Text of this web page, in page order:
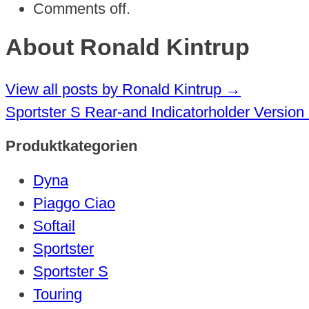
Comments off.
About Ronald Kintrup
View all posts by Ronald Kintrup →
Sportster S Rear-and Indicatorholder Version
Produktkategorien
Dyna
Piaggo Ciao
Softail
Sportster
Sportster S
Touring